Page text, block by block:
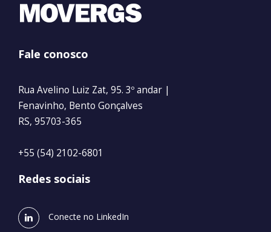
Fale conosco
Rua Avelino Luiz Zat, 95. 3º andar |
Fenavinho, Bento Gonçalves
RS, 95703-365
+55 (54) 2102-6801
Redes sociais
Conecte no LinkedIn